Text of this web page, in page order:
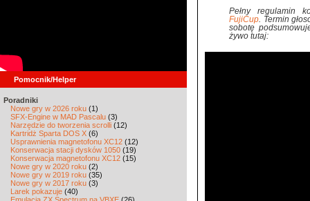
Pomocnik/Helper
Poradniki
Nowe gry w 2026 roku (1)
SFX-Engine w MAD Pascalu (3)
Narzędzie do tworzenia scrolli (12)
Kartridż Sparta DOS X (6)
Usprawnienia magnetofonu XC12 (12)
Konserwacja stacji dysków 1050 (19)
Konserwacja magnetofonu XC12 (15)
Nowe gry w 2020 roku (2)
Nowe gry w 2019 roku (35)
Nowe gry w 2017 roku (3)
Larek pokazuje (40)
Pełny regulamin
FujiCup . Termin
sobotę
żywo tutaj: